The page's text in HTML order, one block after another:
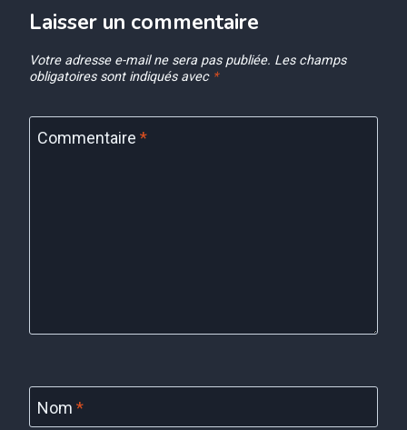
Laisser un commentaire
Votre adresse e-mail ne sera pas publiée. Les champs
obligatoires sont indiqués avec *
Commentaire *
Nom *